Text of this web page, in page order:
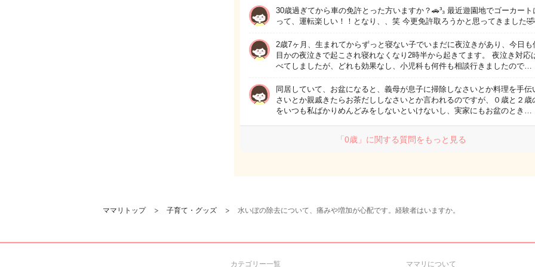
30歳過ぎてから車の免許とった方いますか？🚗³₃ 最近遊園地でゴーカート
って、運転楽しい！！となり、、笑 今更免許取ろうかと思ってきました
2歳7ヶ月、生まれてからずっと寝ない子でいまだに夜泣きがあり、今日も
目かの夜泣きで起こされ寝れなくなり2時半から起きてます。 夜泣き対応
べてしましたが、どれも効果なし、小児科も何件も相談行きましたので…
同居していて、お盆になると、義母が息子に掃除しなさいとか料理を手伝
さいとか親戚きたらお茶だししなさいとか言われるのですが、０歳と２歳
をいつも私ばかりめんどみをしないといけないし、実家にもお盆のとき…
「0歳」に関する質問をもっと見る
ママリトップ 子育て・グッズ 水いぼの除去について、痛みや増加が心配です。経験者はいますか。
カテゴリー一覧 ママリについて